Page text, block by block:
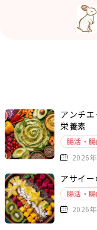
アンチ
栄養素
腸活・
2026
アサイ
腸活・
2026